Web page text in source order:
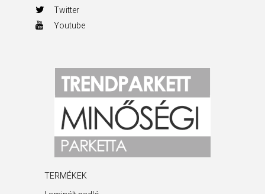
Twitter
Youtube
TERMÉKEK